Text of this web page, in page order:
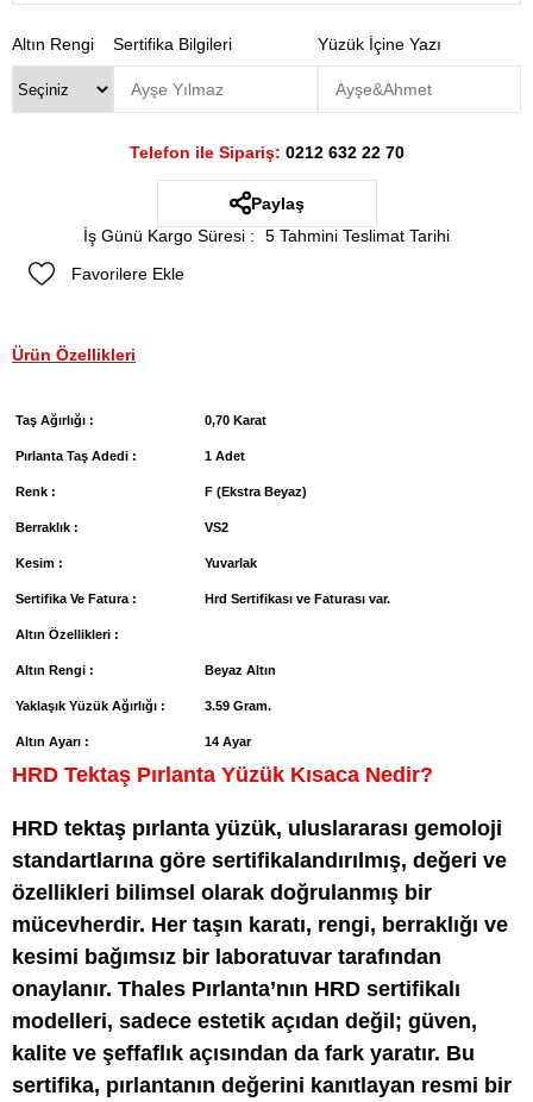
Altın Rengi Sertifika Bilgileri Yüzük İçine Yazı
Telefon ile Sipariş: 0212 632 22 70
Paylaş
İş Günü Kargo Süresi :
5 Tahmini Teslimat Tarihi
Favorilere Ekle
Ürün Özellikleri
Taş Ağırlığı : 0,70 Karat
Pırlanta Taş Adedi : 1 Adet
Renk : F (Ekstra Beyaz)
Berraklık : VS2
Kesim : Yuvarlak
Sertifika Ve Fatura : Hrd Sertifikası ve Faturası var.
Altın Özellikleri :
Altın Rengi : Beyaz Altın
Yaklaşık Yüzük Ağırlığı : 3.59 Gram.
Altın Ayarı : 14 Ayar
HRD Tektaş Pırlanta Yüzük Kısaca Nedir?
HRD tektaş pırlanta yüzük, uluslararası gemoloji
standartlarına göre sertifikalandırılmış, değeri ve
özellikleri bilimsel olarak doğrulanmış bir
mücevherdir. Her taşın karatı, rengi, berraklığı ve
kesimi bağımsız bir laboratuvar tarafından
onaylanır. Thales Pırlanta’nın HRD sertifikalı
modelleri, sadece estetik açıdan değil; güven,
kalite ve şeffaflık açısından da fark yaratır. Bu
sertifika, pırlantanın değerini kanıtlayan resmi bir